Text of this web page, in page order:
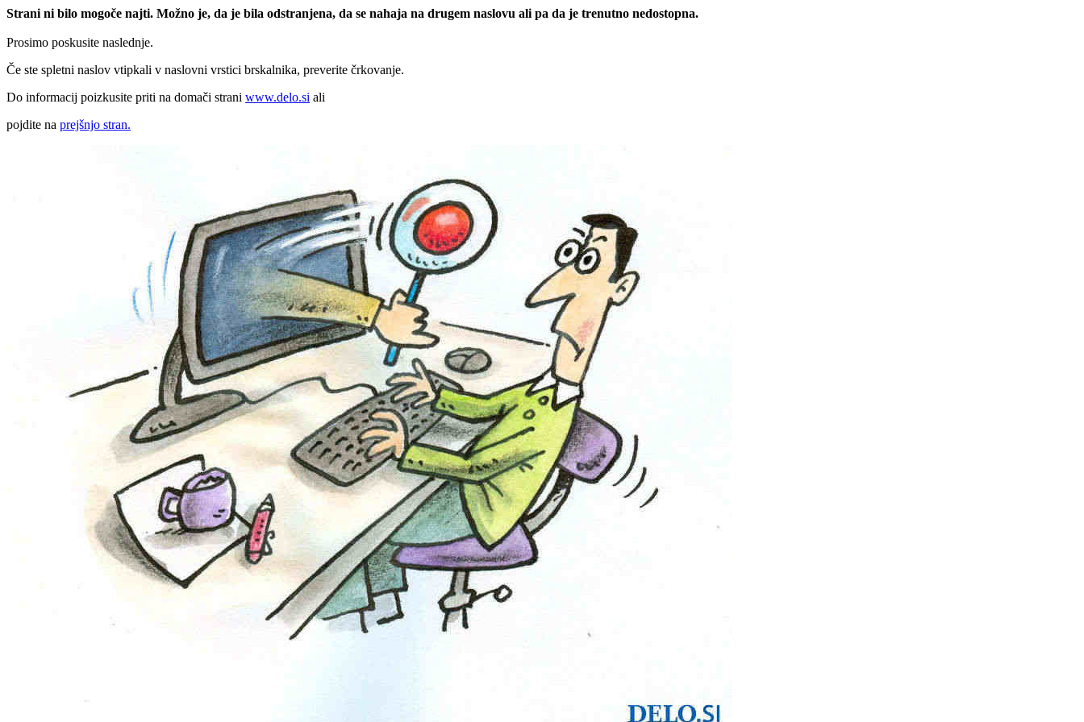
Strani ni bilo mogoče najti. Možno je, da je bila odstranjena, da se nahaja na drugem naslovu ali pa da je trenutno nedostopna.
Prosimo poskusite naslednje.
Če ste spletni naslov vtipkali v naslovni vrstici brskalnika, preverite črkovanje.
Do informacij poizkusite priti na domači strani www.delo.si ali
pojdite na prejšnjo stran.